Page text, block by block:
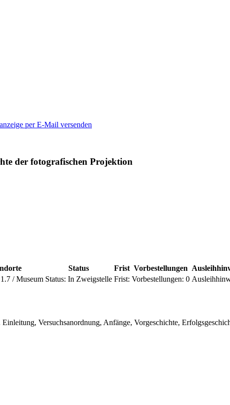
per E-Mail versenden
der fotografischen Projektion
Status Frist Vorbestellungen
1.7 / Museum Status: In Zweigstelle Frist: Vorbestellungen: 0
Versuchsanordnung, Anfänge, Vorgeschichte,